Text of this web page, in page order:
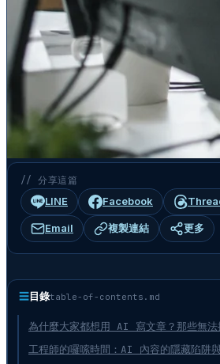
// 分享這篇
LINE Facebook
Email 複製連結 更多
☰目錄table-of-contents.md
為什麼大家都想用 AI 寫文章？那些無法
工程師的囉嗦時間：AI 內容的隱藏陷阱